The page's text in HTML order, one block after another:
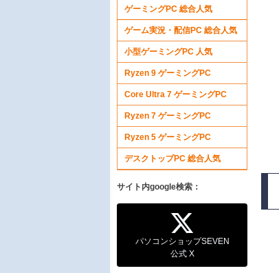
ゲーミングPC 総合人気
ゲーム実況・配信PC 総合人気
小型ゲーミングPC 人気
Ryzen 9 ゲーミングPC
Core Ultra 7 ゲーミングPC
Ryzen 7 ゲーミングPC
Ryzen 5 ゲーミングPC
デスクトップPC 総合人気
サイト内google検索：
パソコンショップSEVEN
公式 X